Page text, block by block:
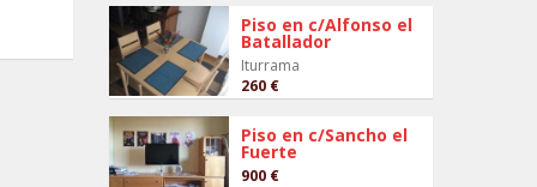
Piso en c/Alfonso el
Batallador
Iturrama
260 €
Piso en c/Sancho el
Fuerte
900 €